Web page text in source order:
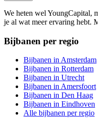
We heten wel YoungCapital,
je al wat meer ervaring hebt.
Bijbanen per regio
Bijbanen in Amsterdam
Bijbanen in Rotterdam
Bijbanen in Utrecht
Bijbanen in Amersfoort
Bijbanen in Den Haag
Bijbanen in Eindhoven
Alle bijbanen per regio